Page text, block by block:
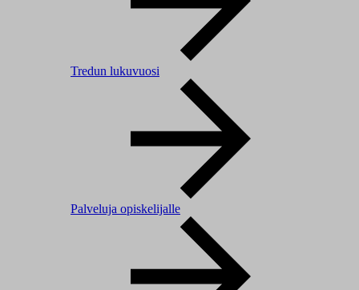
Tredun lukuvuosi
Palveluja opiskelijalle